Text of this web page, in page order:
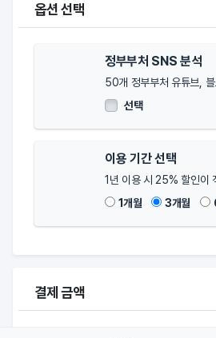
옵션 선택
정부부처 SNS 분석
50개 정부부처 유튜브,
선택
이용 기간 선택
1년 이용 시 25% 할인이
1개월
3개월
결제 금액